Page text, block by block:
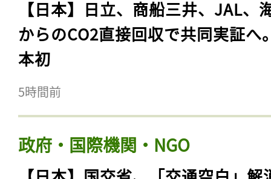
【日本】日立、商船三井、JAL、
からのCO2直接回収で共同実証へ
本初
5時間前
政府・国際機関・NGO